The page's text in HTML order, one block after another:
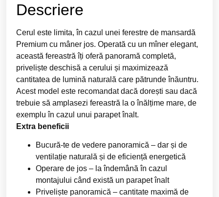
Descriere
Cerul este limita, în cazul unei ferestre de mansardă
Premium cu mâner jos. Operată cu un mîner elegant,
această fereastră îți oferă panoramă completă,
priveliște deschisă a cerului și maximizează
cantitatea de lumină naturală care pătrunde înăuntru.
Acest model este recomandat dacă dorești sau dacă
trebuie să amplasezi fereastră la o înălțime mare, de
exemplu în cazul unui parapet înalt.
Extra beneficii
Bucură-te de vedere panoramică – dar și de
ventilație naturală și de eficiență energetică
Operare de jos – la îndemână în cazul
montajului când există un parapet înalt
Priveliște panoramică – cantitate maximă de